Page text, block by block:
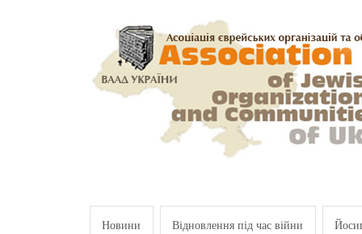
Новини Відновлення під час війни